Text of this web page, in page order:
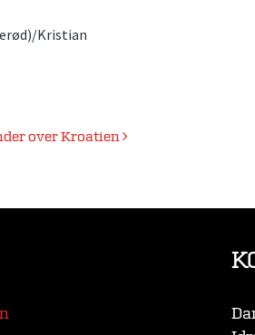
Kristian
over Kroatien